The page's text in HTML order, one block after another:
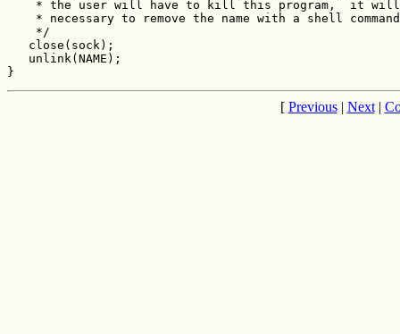
* the user will have to kill this program,  it will
* necessary to remove the name with a shell
*/
close(sock);
unlink(NAME);
}
[ Previous| Next|